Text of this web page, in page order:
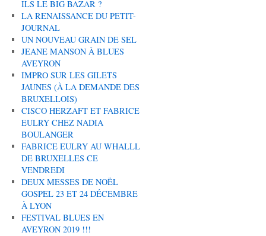
ILS LE BIG BAZAR ?
LA RENAISSANCE DU PETIT-
JOURNAL
UN NOUVEAU GRAIN DE SEL
JEANE MANSON À BLUES
AVEYRON
IMPRO SUR LES GILETS
JAUNES (À LA DEMANDE DES
BRUXELLOIS)
CISCO HERZAFT ET FABRICE
EULRY CHEZ NADIA
BOULANGER
FABRICE EULRY AU WHALLL
DE BRUXELLES CE
VENDREDI
DEUX MESSES DE NOËL
GOSPEL 23 ET 24 DÉCEMBRE
À LYON
FESTIVAL BLUES EN
AVEYRON 2019 !!!